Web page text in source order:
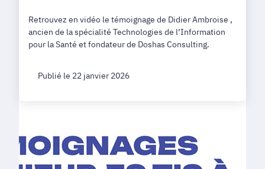
Retrouvez en vidéo le témoignage de Didier Ambroise ,
ancien de la spécialité Technologies de l’Information
pour la Santé et fondateur de Doshas Consulting.
Publié le 22 janvier 2026